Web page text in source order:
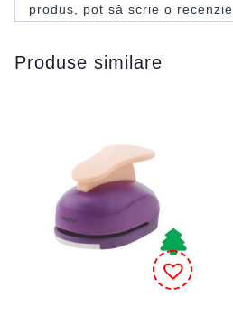
produs, pot să scrie o recenzie.
Produse similare